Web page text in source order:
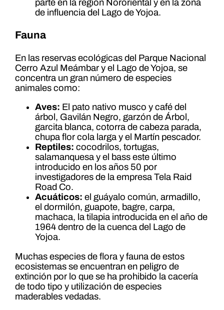
parte en la región Nororiental y en la zona
de influencia del Lago de Yojoa.
Fauna
En las reservas ecológicas del Parque Nacional
Cerro Azul Meámbar y el Lago de Yojoa, se
concentra un gran número de especies
animales como:
Aves: El pato nativo musco y café del
árbol, Gavilán Negro, garzón de Árbol,
garcita blanca, cotorra de cabeza parada,
chupa flor cola larga y el Martín pescador.
Reptiles: cocodrilos, tortugas,
salamanquesa y el bass este último
introducido en los años 50 por
investigadores de la empresa Tela Raid
Road Co.
Acuáticos: el guáyalo común, armadillo,
el dormilón, guapote, bagre, carpa,
machaca, la tilapia introducida en el año de
1964 dentro de la cuenca del Lago de
Yojoa.
Muchas especies de flora y fauna de estos
ecosistemas se encuentran en peligro de
extinción por lo que se ha prohibido la cacería
de todo tipo y utilización de especies
maderables vedadas.